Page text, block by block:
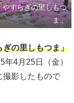
やすらぎの里しもつ
ま」
ぎの里しもつま」
4月25日（金）
撮影したもので